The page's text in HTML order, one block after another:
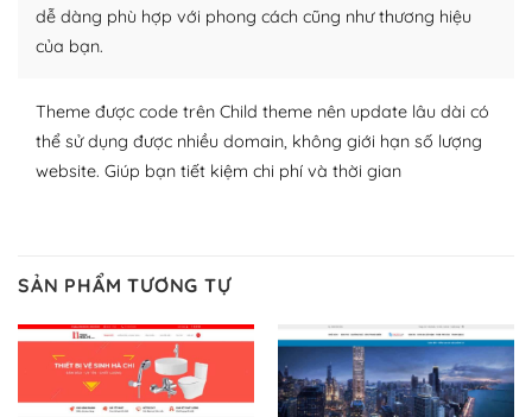
lập website của mình.
– Dễ sử dụng
Với mọi Hosting bất kỳ thì WordPress đều có thể dễ
Và bạn có toàn quyền tự do khi quyết định nơi lưu trữ
trang web WordPress của bạn.
Dễ dàng lựa chọn Hosting cho website WordPress
– Bảo mật cực tốt
dễ dàng phù hợp với phong cách cũng như thương hiệu
của bạn.
Theme được code trên Child theme nên update lâu dài có
thể sử dụng được nhiều domain, không giới hạn số lượng
website. Giúp bạn tiết kiệm chi phí và thời gian
SẢN PHẨM TƯƠNG TỰ